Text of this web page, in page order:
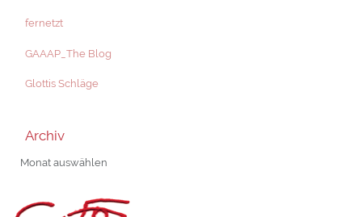
fernetzt
GAAAP_The Blog
Glottis Schläge
Archiv
Archiv